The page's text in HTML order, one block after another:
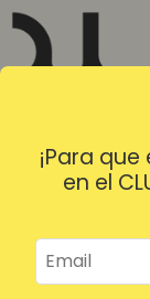
¡Para
en el